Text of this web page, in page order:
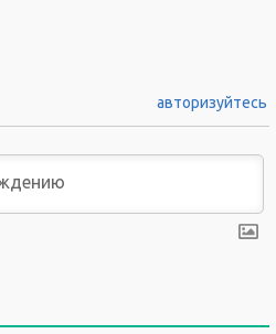
авторизуйтесь